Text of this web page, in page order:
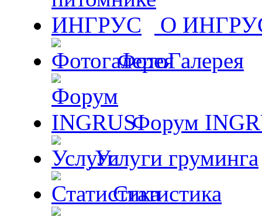
О
ФотоГалерея
Форум
Услуги груминга
Статистика